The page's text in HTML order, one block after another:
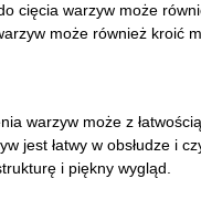
cięcia warzyw może
może również kroić
warzyw może z
jest łatwy w obsłudze i
i piękny wygląd.